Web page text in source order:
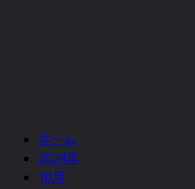
ホーム
2024年
10月